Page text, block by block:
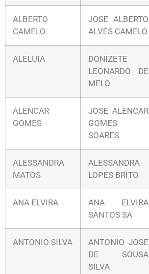
ALBERTO
CAMELO
JOSE ALBERTO
ALVES CAMELO
ALELUIA
DONIZETE
LEONARDO DE
MELO
ALENCAR
GOMES
JOSE ALENCAR
GOMES
SOARES
ALESSANDRA
MATOS
ALESSANDRA
LOPES BRITO
ANA ELVIRA
ANA ELVIRA
SANTOS SA
ANTONIO SILVA
ANTONIO JOSE
DE SOUSA
SILVA